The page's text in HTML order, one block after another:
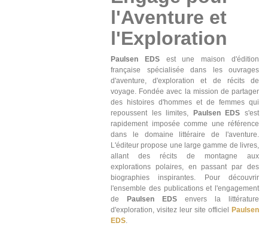
l'Aventure et
l'Exploration
Paulsen EDSest une maison d'édition
française spécialisée dans les ouvrages
d'aventure, d'exploration et de récits de
voyage. Fondée avec la mission de partager
des histoires d'hommes et de femmes qui
repoussent les limites,
Paulsen EDS s'est
rapidement imposée comme une référence
dans le domaine littéraire de l'aventure.
L'éditeur propose une large gamme de livres,
allant des récits de montagne aux
explorations polaires, en passant par des
biographies inspirantes. Pour découvrir
l'ensemble des publications et l'engagement
de
Paulsen EDS envers la littérature
d'exploration, visitez leur site officiel
Paulsen
EDS.